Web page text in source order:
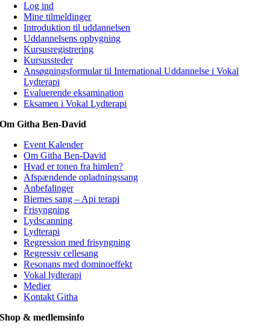
Log ind
Mine tilmeldinger
Introduktion til uddannelsen
Uddannelsens opbygning
Kursusregistrering
Kursussteder
Ansøgningsformular til International Uddannelse i Vokal
Lydterapi
Evaluerende eksamination
Eksamen i Vokal Lydterapi
Om Githa Ben-David
Event Kalender
Om Githa Ben-David
Hvad er tonen fra himlen?
Afspændende opladningssang
Anbefalinger
Biernes sang – Api terapi
Frisyngning
Lydscanning
Lydterapi
Regression med frisyngning
Regressiv cellesang
Resonans med dominoeffekt
Vokal lydterapi
Medier
Kontakt Githa
Shop & medlemsinfo